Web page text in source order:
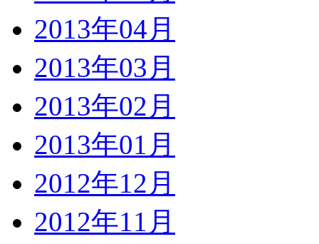
2013年04月
2013年03月
2013年02月
2013年01月
2012年12月
2012年11月